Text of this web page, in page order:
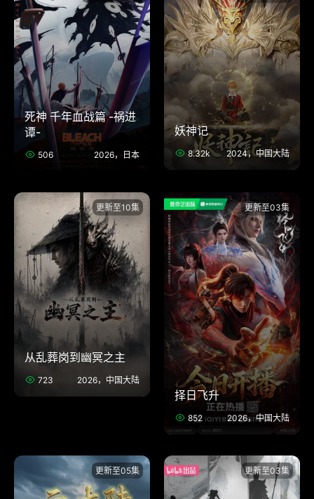
死神 千年血战篇 -祸进
谭-
506 2026，日本
妖神记
8.32k 2024，中国大陆
更新至10集
从乱葬岗到幽冥之主
723 2026，中国大陆
更新至03集
择日飞升
852 2026，中国大陆
更新至05集 更新至03集